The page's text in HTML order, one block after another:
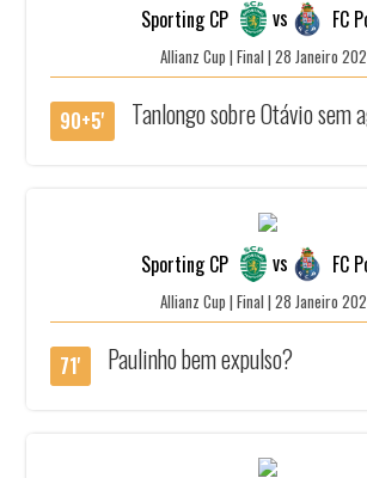
Sporting CP vs FC
Allianz Cup | Final | 28 Janeiro
90+5' Tanlongo sobre Otávio sem
Sporting CP vs FC
Allianz Cup | Final | 28 Janeiro
71' Paulinho bem expulso?